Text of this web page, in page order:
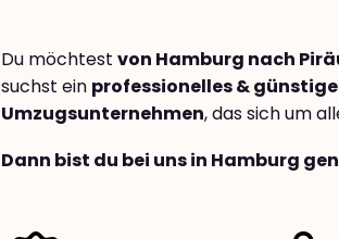
Du möchtest von Hamburg nach
suchst ein professionelles &
Umzugsunternehmen, das sich um
Dann bist du bei uns in Hamburg